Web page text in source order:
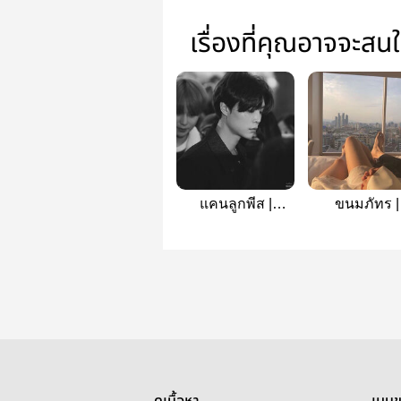
เรื่องที่คุณอาจจะสน
แคนลูกพีส |
ขนมภัทร |